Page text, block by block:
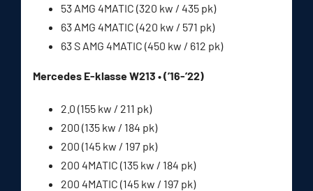
53 AMG 4MATIC (320 kw / 435 pk)
63 AMG 4MATIC (420 kw / 571 pk)
63 S AMG 4MATIC (450 kw / 612 pk)
Mercedes E-klasse W213 • (’16-’22)
2.0 (155 kw / 211 pk)
200 (135 kw / 184 pk)
200 (145 kw / 197 pk)
200 4MATIC (135 kw / 184 pk)
200 4MATIC (145 kw / 197 pk)